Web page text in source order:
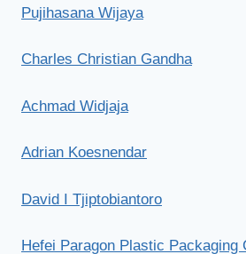
Pujihasana Wijaya
Charles Christian Gandha
Achmad Widjaja
Adrian Koesnendar
David I Tjiptobiantoro
Hefei Paragon Plastic Packaging